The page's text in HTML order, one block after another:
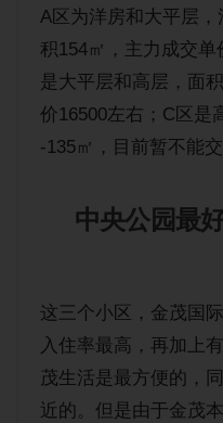
A区为洋房和大平层
积154㎡，主力成交单
是大平层和高层，面
价16500左右；C区是
-135㎡，目前暂不能交
中央公园最
这三个小区，金茂国
入住率最高，再加上
茂生活是最方便的，
近的。但是由于金茂